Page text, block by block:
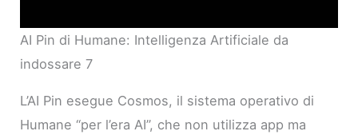
AI Pin di Humane: Intelligenza Artificiale da
indossare 7
L’AI Pin esegue Cosmos, il sistema operativo di
Humane “per l’era AI”, che non utilizza app ma